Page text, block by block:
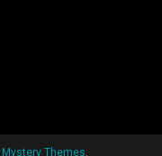
Mystery Themes.